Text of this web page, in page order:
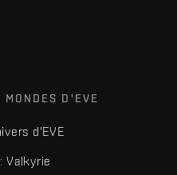
MONDES D'EVE
d'EVE
Valkyrie